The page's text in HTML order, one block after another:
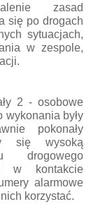
zasad
się po drogach
sytuacjach,
w zespole,
2 - osobowe
wykonania były
pokonały
się wysoką
drogowego
w kontakcie
alarmowe
korzystać.